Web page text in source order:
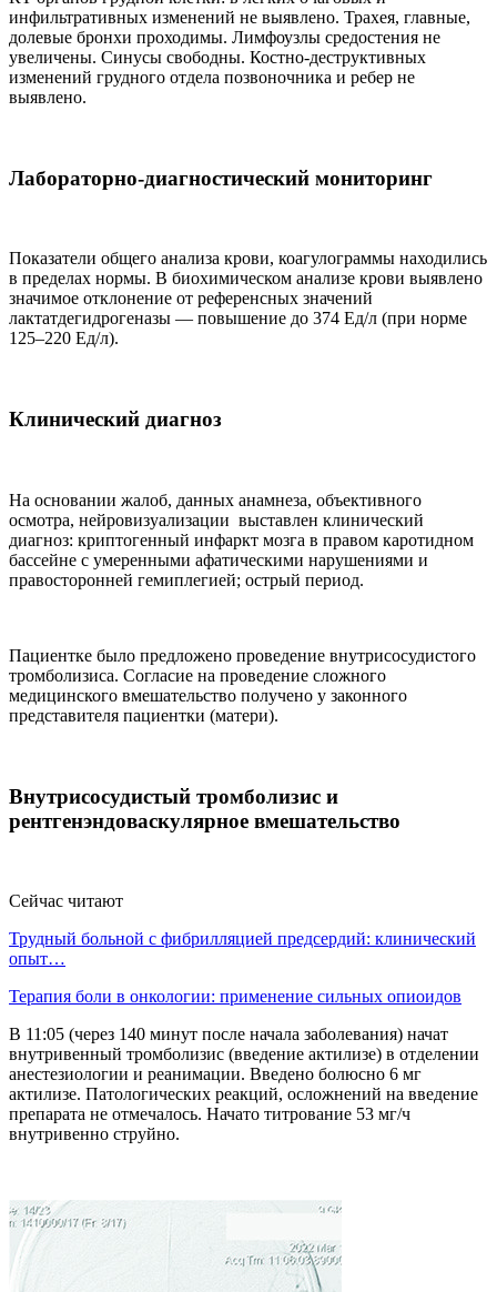
инфильтративных изменений не выявлено. Трахея, главные,
долевые бронхи проходимы. Лимфоузлы средостения не
увеличены. Синусы свободны. Костно-деструктивных
изменений грудного отдела позвоночника и ребер не
выявлено.
Лабораторно-диагностический мониторинг
Показатели общего анализа крови, коагулограммы находились
в пределах нормы. В биохимическом анализе крови выявлено
значимое отклонение от референсных значений
лактатдегидрогеназы — повышение до 374 Ед/л (при норме
125–220 Ед/л).
Клинический диагноз
На основании жалоб, данных анамнеза, объективного
осмотра, нейровизуализации выставлен клинический
диагноз: криптогенный инфаркт мозга в правом каротидном
бассейне с умеренными афатическими нарушениями и
правосторонней гемиплегией; острый период.
Пациентке было предложено проведение внутрисосудистого
тромболизиса. Согласие на проведение сложного
медицинского вмешательство получено у законного
представителя пациентки (матери).
Внутрисосудистый тромболизис и
рентгенэндоваскулярное вмешательство
Сейчас читают
Трудный больной с фибрилляцией предсердий: клинический
опыт…
Терапия боли в онкологии: применение сильных опиоидов
В 11:05 (через 140 минут после начала заболевания) начат
внутривенный тромболизис (введение актилизе) в отделении
анестезиологии и реанимации. Введено болюсно 6 мг
актилизе. Патологических реакций, осложнений на введение
препарата не отмечалось. Начато титрование 53 мг/ч
внутривенно струйно.